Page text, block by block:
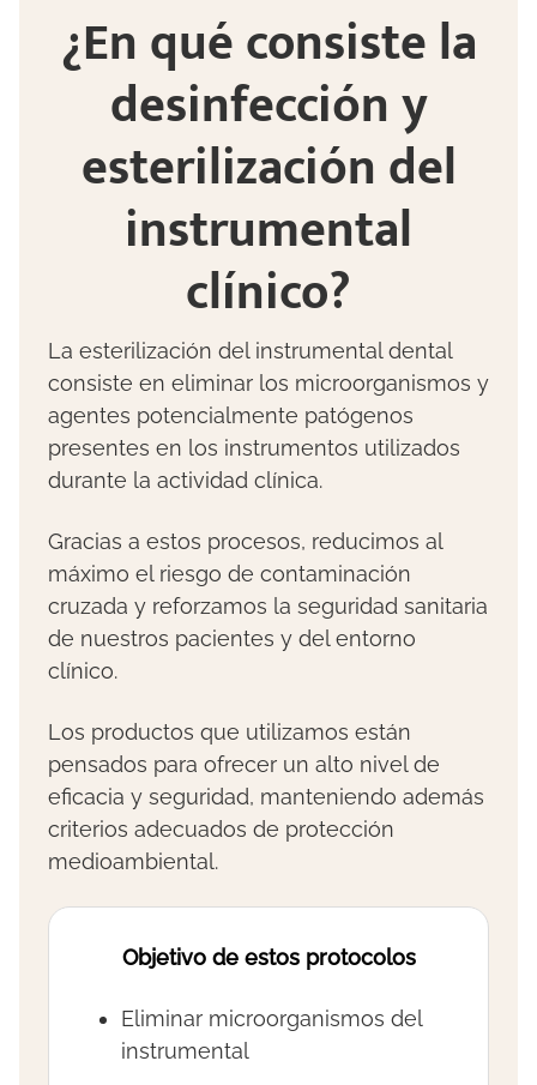
¿En qué consiste la
desinfección y
esterilización del
instrumental
clínico?
La esterilización del instrumental dental
consiste en eliminar los microorganismos y
agentes potencialmente patógenos
presentes en los instrumentos utilizados
durante la actividad clínica.
Gracias a estos procesos, reducimos al
máximo el riesgo de contaminación
cruzada y reforzamos la seguridad sanitaria
de nuestros pacientes y del entorno
clínico.
Los productos que utilizamos están
pensados para ofrecer un alto nivel de
eficacia y seguridad, manteniendo además
criterios adecuados de protección
medioambiental.
Objetivo de estos protocolos
Eliminar microorganismos del
instrumental